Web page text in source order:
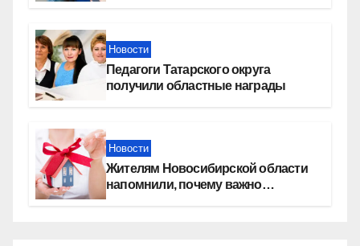
Новости
Педагоги Татарского округа
получили областные награды
Новости
Жителям Новосибирской области
напомнили, почему важно